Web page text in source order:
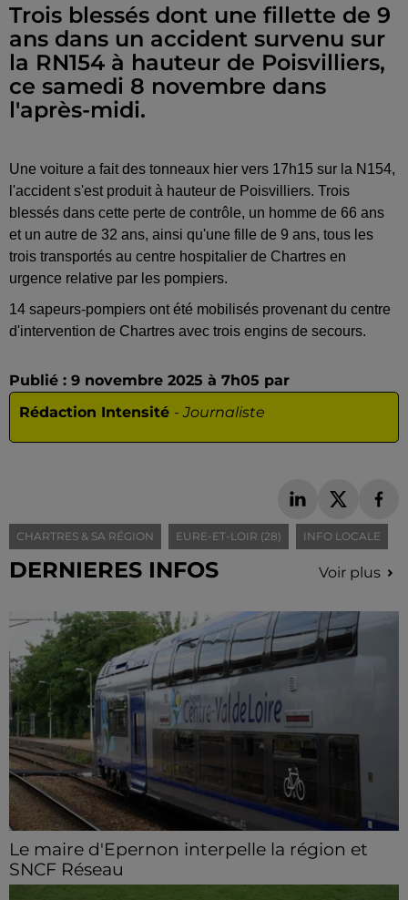
Trois blessés dont une fillette de 9
ans dans un accident survenu sur
la RN154 à hauteur de Poisvilliers,
ce samedi 8 novembre dans
l'après-midi.
Une voiture a fait des tonneaux hier vers 17h15 sur la N154,
l'accident s'est produit à hauteur de Poisvilliers. Trois
blessés dans cette perte de contrôle, un homme de 66 ans
et un autre de 32 ans, ainsi qu'une fille de 9 ans, tous les
trois transportés au centre hospitalier de Chartres en
urgence relative par les pompiers.
14 sapeurs-pompiers ont été mobilisés provenant du centre
d'intervention de Chartres avec trois engins de secours.
Publié : 9 novembre 2025 à 7h05 par
Rédaction Intensité -Journaliste
CHARTRES & SA RÉGION EURE-ET-LOIR (28) INFO LOCALE
DERNIERES INFOS Voir plus
Le maire d'Epernon interpelle la région et
SNCF Réseau
Loïc Bour a fait remonter le ras-le-bol des usagers de